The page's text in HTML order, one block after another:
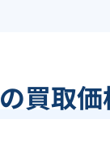
の買取